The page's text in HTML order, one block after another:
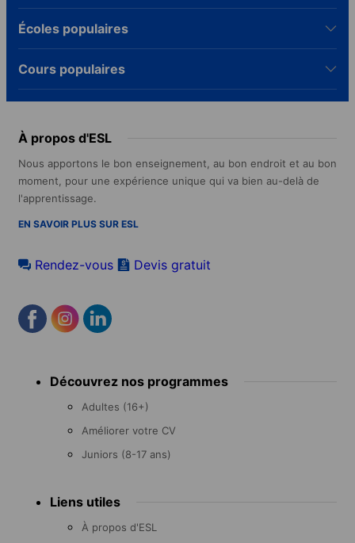
vidéo.
heures. Dès le niveau B1, les certifications
CILS, CELI et PLIDA sont accessibles, toutes
reconnues par chaque université italienne et la
majorité des employeurs en Italie.
Écoles populaires
Cours populaires
À propos d'ESL
Nous apportons le bon enseignement, au bon endroit et au bon
moment, pour une expérience unique qui va bien au-delà de
l'apprentissage.
EN SAVOIR PLUS SUR ESL
Rendez-vous Devis gratuit
menu Découvrez nos programmes
Adultes (16+)
Améliorer votre CV
Juniors (8-17 ans)
Liens utiles
À propos d'ESL